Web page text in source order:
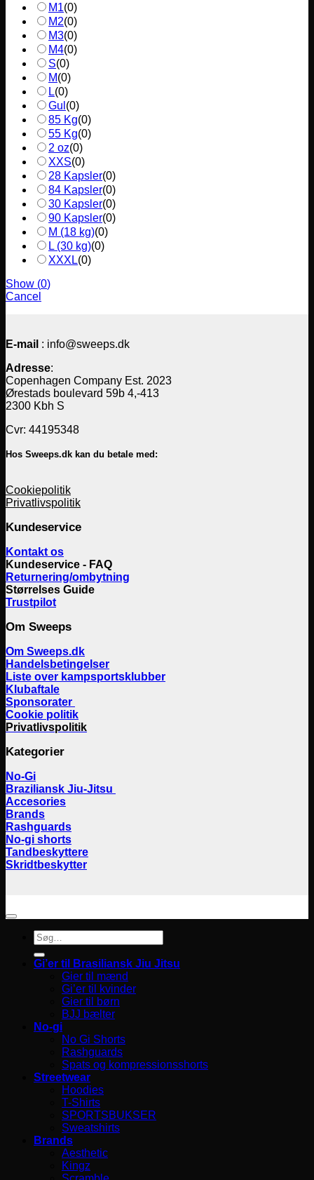
M1(0)
M2(0)
M3(0)
M4(0)
S(0)
M(0)
L(0)
Gul (0)
85 Kg(0)
55 Kg(0)
2 oz(0)
XXS(0)
28 Kapsler(0)
84 Kapsler(0)
30 Kapsler(0)
90 Kapsler(0)
M (18 kg)(0)
L (30 kg)(0)
XXXL(0)
Show (0)
Cancel
E-mail : info@sweeps.dk
Adresse:
Copenhagen Company Est. 2023
Ørestads boulevard 59b 4,-413
2300 Kbh S
Cvr: 44195348
Hos Sweeps.dk kan du betale med:
Cookiepolitik
Privatlivspolitik
Kundeservice
Kontakt os
Kundeservice - FAQ
Returnering/ombytning
Størrelses Guide
Trustpilot
Om Sweeps
Om Sweeps.dk
Handelsbetingelser
Liste over kampsportsklubber
Klubaftale
Sponsorater
Cookie politik
Privatlivspolitik
Kategorier
No-Gi
Braziliansk Jiu-Jitsu
Accesories
Brands
Rashguards
No-gi shorts
Tandbeskyttere
Skridtbeskytter
Søg
efter:
Gi’er til Brasiliansk Jiu Jitsu
Gier til mænd
Gi’er til kvinder
Gier til børn
BJJ bælter
No-gi
No Gi Shorts
Rashguards
Spats og kompressionsshorts
Streetwear
Hoodies
T-Shirts
SPORTSBUKSER
Sweatshirts
Brands
Aesthetic
Kingz